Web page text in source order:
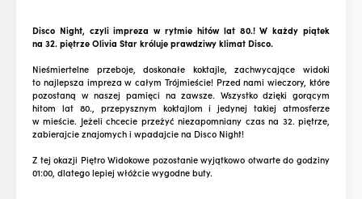
Disco Night, czyli impreza w rytmie hitów lat 80.! W każdy piątek
na 32. piętrze Olivia Star króluje prawdziwy klimat Disco.
Nieśmiertelne przeboje, doskonałe koktajle, zachwycające widoki
to najlepsza impreza w całym Trójmieście! Przed nami wieczory, które
pozostaną w naszej pamięci na zawsze. Wszystko dzięki gorącym
hitom lat 80., przepysznym koktajlom i jedynej takiej atmosferze
w mieście. Jeżeli chcecie przeżyć niezapomniany czas na 32. piętrze,
zabierajcie znajomych i wpadajcie na Disco Night!
Z tej okazji Piętro Widokowe pozostanie wyjątkowo otwarte do godziny
01:00, dlatego lepiej włóżcie wygodne buty.